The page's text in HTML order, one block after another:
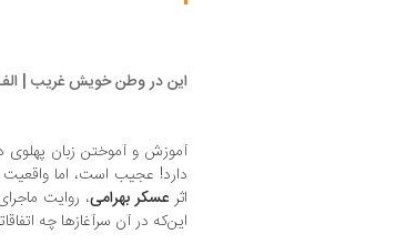
این در وطن خویش غریب |
آموزش و آموختن زبان
دارد! عجیب است، اما واقعیت
اثر عسکر بهرامی، روایت
این‌که در آن سرآغازها چه